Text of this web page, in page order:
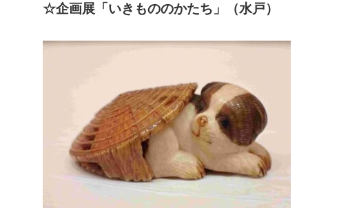
☆企画展「いきもののかたち」（水戸）